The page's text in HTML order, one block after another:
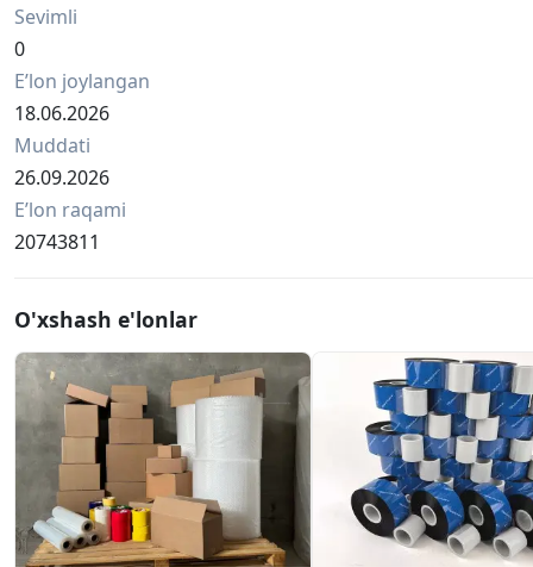
Sevimli
0
Eʼlon joylangan
18.06.2026
Muddati
26.09.2026
Eʼlon raqami
20743811
O'xshash e'lonlar